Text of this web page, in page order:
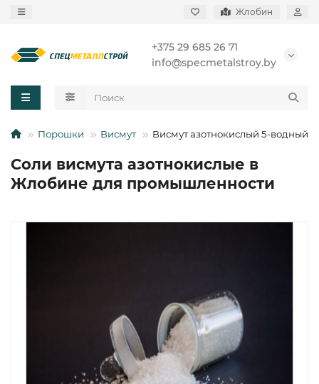
Жлобин
+375 29 685 26 71
info@specmetalstroy.by
Порошки Висмут Висмут азотнокислый 5-водный
Соли висмута азотнокислые в
Жлобине для промышленности